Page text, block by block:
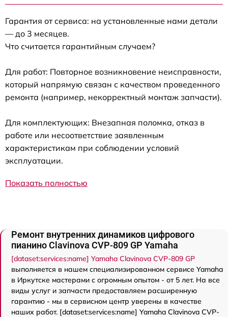
Гарантия от сервиса: на установленные нами детали
— до 3 месяцев.
Что считается гарантийным случаем?
Для работ: Повторное возникновение неисправности,
который напрямую связан с качеством проведенного
ремонта (например, некорректный монтаж запчасти).
Для комплектующих: Внезапная поломка, отказ в
работе или несоответствие заявленным
характеристикам при соблюдении условий
эксплуатации.
Показать полностью
Ремонт внутренних динамиков цифрового
пианино Clavinova CVP-809 GP Yamaha
[dataset:services:name] Yamaha Clavinova CVP-809 GP
выполняется в нашем специализированном сервисе Yamaha
в Иркутске мастерами с огромным опытом - от 5 лет. На все
виды услуг и запчасти предоставляем расширенную
гарантию - мы в сервисном центр уверены в качестве
наших работ. [dataset:services:name] Yamaha Clavinova CVP-